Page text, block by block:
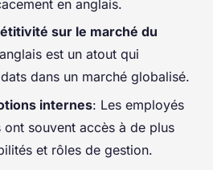
en anglais.
sur le marché du
est un atout qui
dans un marché globalisé.
internes: Les employés
souvent accès à de plus
et rôles de gestion.